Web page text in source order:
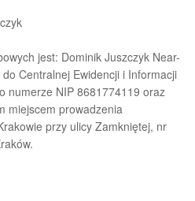
jest: Dominik Juszczyk Near-
Centralnej Ewidencji i Informacji
numerze NIP 8681774119 oraz
miejscem prowadzenia
przy ulicy Zamkniętej, nr